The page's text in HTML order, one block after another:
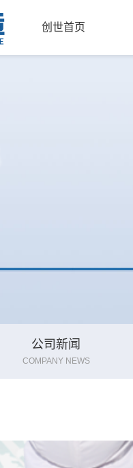
创世首页
公司新闻
COMPANY NEWS